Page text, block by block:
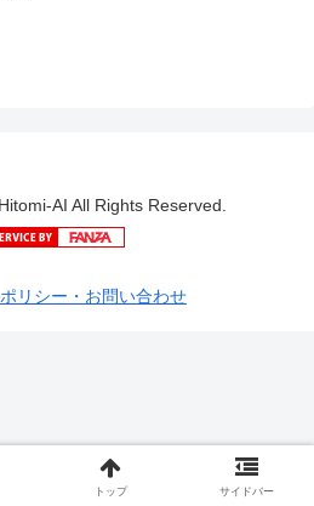
AI All Rights Reserved.
リシー・お問い合わせ
トップ サイドバー